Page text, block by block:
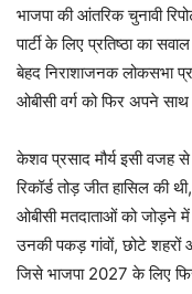
भाजपा की आंतरिक चुनावी
पार्टी के लिए प्रतिष्ठा का
बेहद निराशाजनक लोकसभा
ओबीसी वर्ग को फिर अपने
केशव प्रसाद मौर्य इसी
रिकॉर्ड तोड़ जीत हासिल की
ओबीसी मतदाताओं को जोड़ने में
उनकी पकड़ गांवों, छोटे
जिसे भाजपा 2027 के लिए